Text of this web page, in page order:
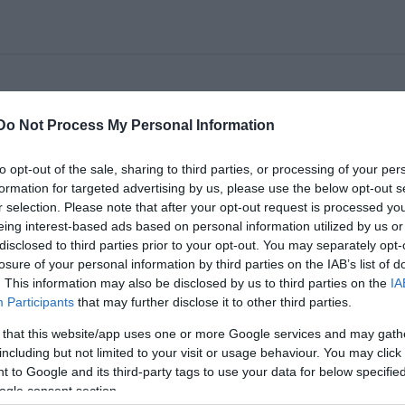
Not Process My Personal Information
opt-out of the sale, sharing to third parties, or processing of your
for targeted advertising by us, please use the below opt-out
selection. Please note that after your opt-out request is processed
interest-based ads based on personal information utilized by us
to third parties prior to your opt-out. You may separately
of your personal information by third parties on the IAB’s list of
This information may also be disclosed by us to third parties on the
Participants that may further disclose it to other third parties.
that this website/app uses one or more Google services and may
but not limited to your visit or usage behaviour. You may
to Google and its third-party tags to use your data for below
consent section.
kétévente visszatérõ, rangos szakmai
jelenlegi helyzetüket, ahol lehetõség teremtõdik
összegzésre.
társulatok is nagy számban képviseltetik magukat,
az érdeklődők.
híven három helyszínen folynak majd az
után a résztvevők szakmai beszélgetések
hazai és külföldi szakembereket
képviselői, nemzetközi fesztiválok
hogy a külföldi szakma átfogóbb képet